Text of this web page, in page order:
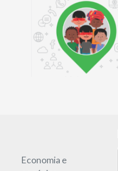
Economia e